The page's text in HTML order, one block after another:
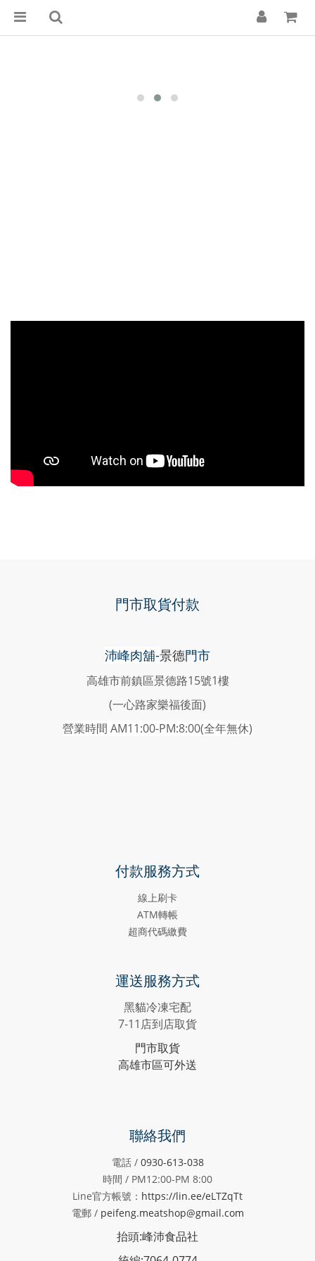
門市取貨付款
沛峰肉舖-景德門市
高雄市前鎮區景德路15號1樓
(一心路家樂福後面)
營業時間 AM11:00-PM:8:00(全年無休)
付款服務方式
線上刷卡
ATM轉帳
超商代碼繳費
運送服務方式
黑貓冷凍宅配
7-11店到店取貨
門市取貨
高雄市區可外送
聯絡我們
電話 / 0930-613-038
時間 / PM12:00-PM 8:00
Line官方帳號： https://lin.ee/eLTZqTt
電郵 / peifeng.meatshop@gmail.com
抬頭:峰沛食品社